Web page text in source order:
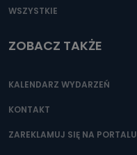
WSZYSTKIE
ZOBACZ TAKŻE
KALENDARZ WYDARZEŃ
KONTAKT
ZAREKLAMUJ SIĘ NA PORTALU